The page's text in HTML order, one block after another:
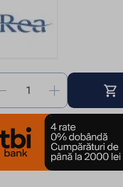
- +